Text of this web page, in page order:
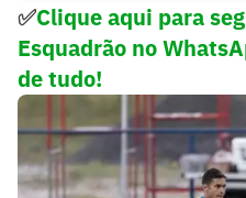
✅Clique aqui para
Esquadrão no
de tudo!